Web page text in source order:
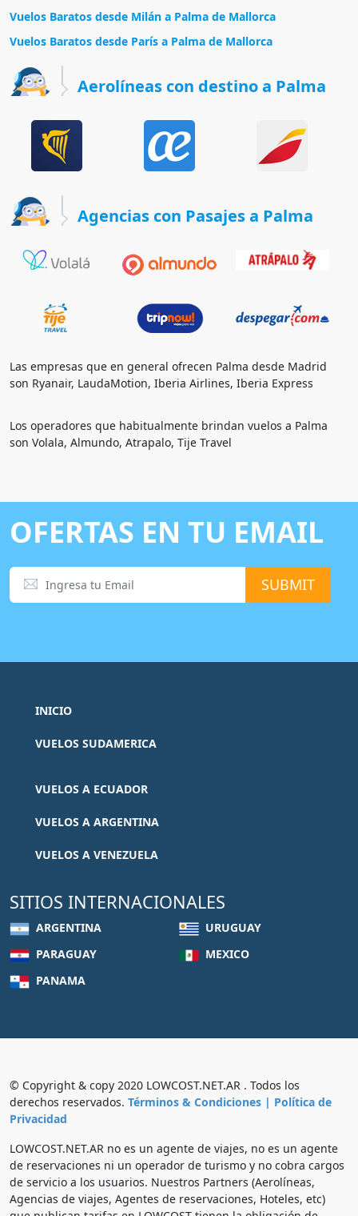
Vuelos Baratos desde Milán a Palma de Mallorca
Vuelos Baratos desde París a Palma de Mallorca
Aerolíneas con destino a Palma
Agencias con Pasajes a Palma
Las empresas que en general ofrecen Palma desde Madrid
son Ryanair, LaudaMotion, Iberia Airlines, Iberia Express
Los operadores que habitualmente brindan vuelos a Palma
son Volala, Almundo, Atrapalo, Tije Travel
OFERTAS EN TU EMAIL
INICIO
VUELOS SUDAMERICA
VUELOS A ECUADOR
VUELOS A ARGENTINA
VUELOS A VENEZUELA
SITIOS INTERNACIONALES
ARGENTINA
URUGUAY
PARAGUAY
MEXICO
PANAMA
© Copyright & copy 2020 LOWCOST.NET.AR . Todos los
derechos reservados. Términos & Condiciones | Política de
Privacidad
LOWCOST.NET.AR no es un agente de viajes, no es un agente
de reservaciones ni un operador de turismo y no cobra cargos
de servicio a los usuarios. Nuestros Partners (Aerolíneas,
Agencias de viajes, Agentes de reservaciones, Hoteles, etc)